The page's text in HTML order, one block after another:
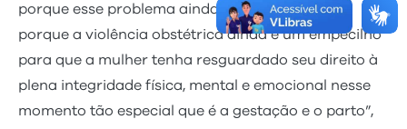
porque esse problema ainda é uma realidade,
porque a violência obstétrica ainda é um empecilho
para que a mulher tenha resguardado seu direito à
plena integridade física, mental e emocional nesse
momento tão especial que é a gestação e o parto”,